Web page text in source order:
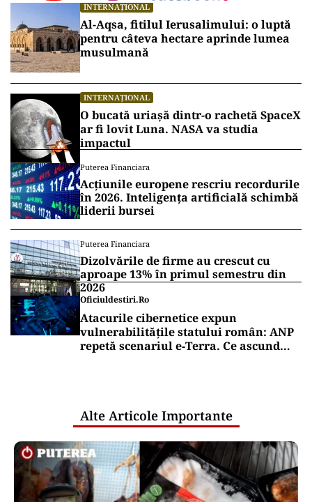
economice, Bulgaria rămâne o țară la răscruce,
încercând să își găsească echilibrul între
aspirațiile sale europene și realitățile interne.
Aderarea la euro nu este doar o schimbare
monetară, ci un angajament față de un viitor
mai prosper și mai integrat în familia
europeană.
Vrei să fii mereu la curent cu toate știrile? Urmărește
Puterea.ro și pe canalul de WhatsApp
INTERNAȚIONAL
Al-Aqsa, fitilul Ierusalimului: o luptă
pentru câteva hectare aprinde lumea
musulmană
INTERNAȚIONAL
O bucată uriașă dintr-o rachetă SpaceX
ar fi lovit Luna. NASA va studia
impactul
liderii bursei
Puterea Financiara
Dizolvările de firme au crescut cu
aproape 13% în primul semestru din
2026